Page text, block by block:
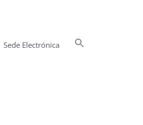
Sede Electrónica